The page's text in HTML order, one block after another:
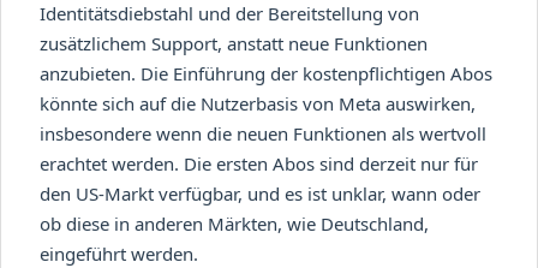
Identitätsdiebstahl und der Bereitstellung von
zusätzlichem Support, anstatt neue Funktionen
anzubieten. Die Einführung der kostenpflichtigen Abos
könnte sich auf die Nutzerbasis von Meta auswirken,
insbesondere wenn die neuen Funktionen als wertvoll
erachtet werden. Die ersten Abos sind derzeit nur für
den US-Markt verfügbar, und es ist unklar, wann oder
ob diese in anderen Märkten, wie Deutschland,
eingeführt werden.